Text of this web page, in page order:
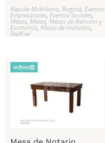
Alquiler Mobiliario, Bogotá, Eventos
Empresariales, Eventos Sociales,
Mesas, Mesas, Mesas de Atención y
Escritorios, Mesas de Invitados,
RedKiwi